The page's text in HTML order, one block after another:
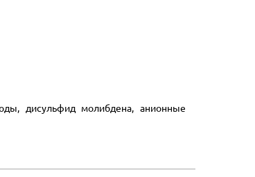
дисульфид молибдена, анионные